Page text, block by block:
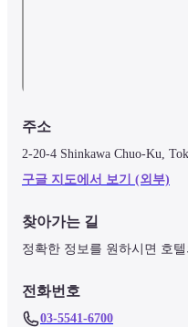
주소
2-20-4 Shinkawa Chuo-Ku,
구글 지도에서 보기 (외부)
찾아가는 길
정확한 정보를 원하시면 호
전화번호
03-5541-6700